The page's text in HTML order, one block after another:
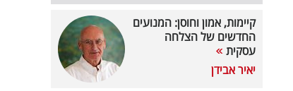
קיימות, אמון וחוסן: המנועים
החדשים של הצלחה
עסקית
יאיר אבידן